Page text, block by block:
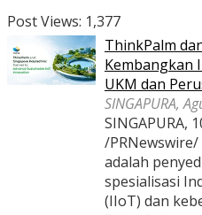
Post Views: 1,377
ThinkPalm
Kembangkan
UKM dan
SINGAPURA,
SINGAPURA,
/
adalah
spesialisasi
(IIoT) dan